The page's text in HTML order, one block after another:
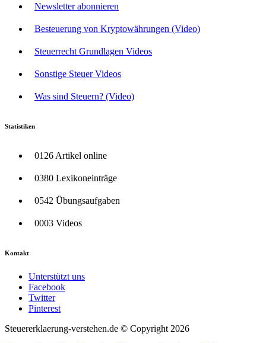
Newsletter abonnieren
Besteuerung von Kryptowährungen (Video)
Steuerrecht Grundlagen Videos
Sonstige Steuer Videos
Was sind Steuern? (Video)
Statistiken
0126 Artikel online
0380 Lexikoneinträge
0542 Übungsaufgaben
0003 Videos
Kontakt
Unterstützt uns
Facebook
Twitter
Pinterest
Steuererklaerung-verstehen.de © Copyright 2026